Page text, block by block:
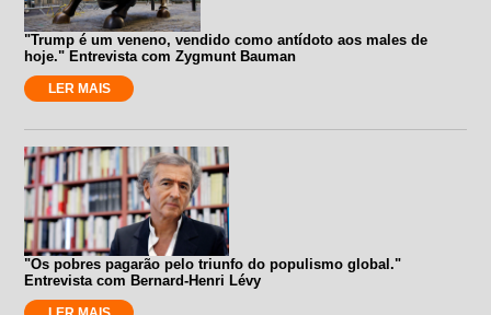
"Trump é um veneno, vendido como antídoto aos males de
hoje." Entrevista com Zygmunt Bauman
LER MAIS
"Os pobres pagarão pelo triunfo do populismo global."
Entrevista com Bernard-Henri Lévy